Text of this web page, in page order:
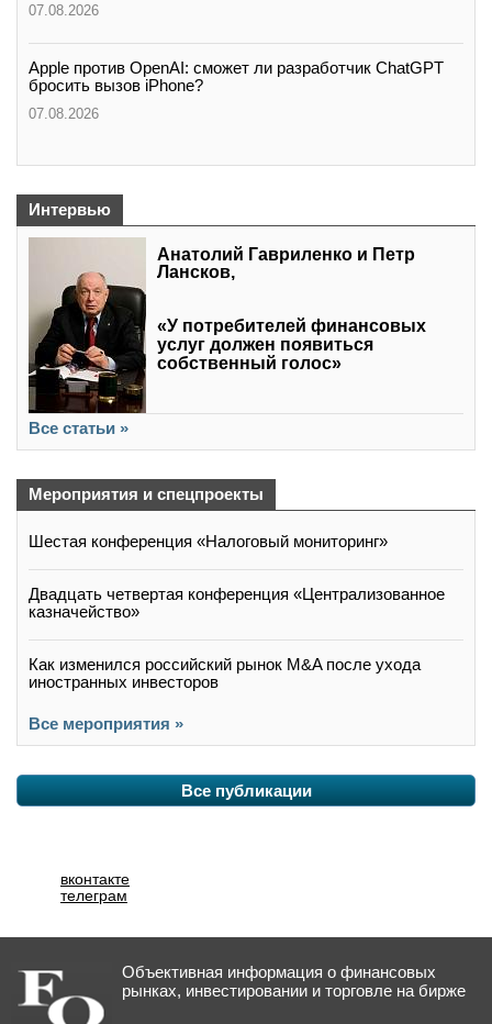
07.08.2026
Apple против OpenAI: сможет ли разработчик ChatGPT
бросить вызов iPhone?
07.08.2026
Интервью
Анатолий Гавриленко и Петр
Лансков,
«У потребителей финансовых
услуг должен появиться
собственный голос»
Все статьи »
Мероприятия и спецпроекты
Шестая конференция «Налоговый мониторинг»
Двадцать четвертая конференция «Централизованное
казначейство»
Как изменился российский рынок M&A после ухода
иностранных инвесторов
Все мероприятия »
Все публикации
вконтакте
телеграм
Объективная информация о финансовых
рынках, инвестировании и торговле на бирже